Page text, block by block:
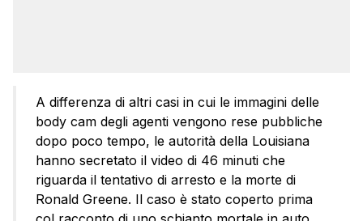
A differenza di altri casi in cui le immagini delle
body cam degli agenti vengono rese pubbliche
dopo poco tempo, le autorità della Louisiana
hanno secretato il video di 46 minuti che
riguarda il tentativo di arresto e la morte di
Ronald Greene. Il caso è stato coperto prima